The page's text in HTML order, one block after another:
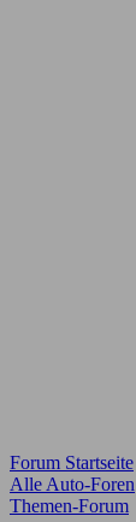
Forum Startseite
Alle Auto-Foren
Themen-Forum